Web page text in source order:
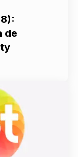
de